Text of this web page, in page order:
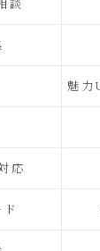
談
魅力
応